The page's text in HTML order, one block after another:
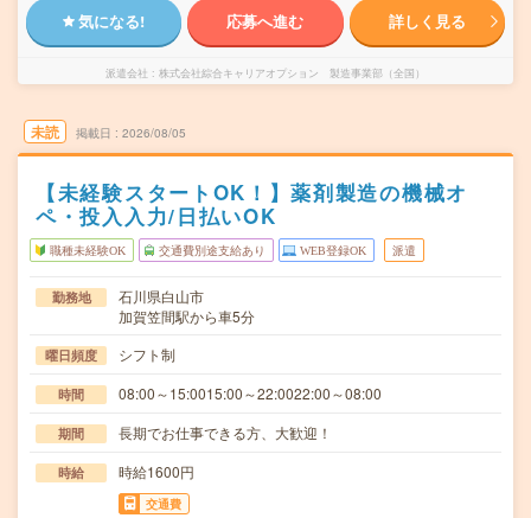
気になる! 応募へ進む 詳しく見る
派遣会社 株式会社綜合キャリアオプション 製造事業部（全国）
未読 掲載日 2026/08/05
【未経験スタートOK！】薬剤製造の機械オ
ペ・投入入力/日払いOK
職種未経験OK 交通費別途支給あり WEB登録OK 派遣
勤務地
石川県白山市
加賀笠間駅から車5分
曜日頻度 シフト制
時間 08:00～15:0015:00～22:0022:00～08:00
期間 長期でお仕事できる方、大歓迎！
時給 時給1600円
交通費